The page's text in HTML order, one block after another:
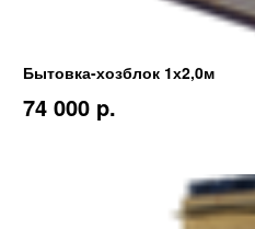
Бытовка-хозблок 1х2,0м
74 000 p.